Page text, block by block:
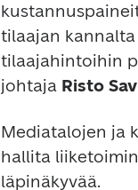
tilaajan
tilaajahintoihin
johtaja Risto
Mediatalojen ja
hallita
läpinäkyvää.